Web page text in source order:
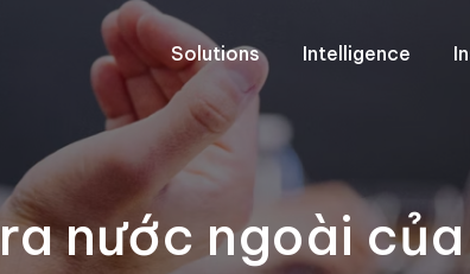
Solutions Intelligence
nước ngoài